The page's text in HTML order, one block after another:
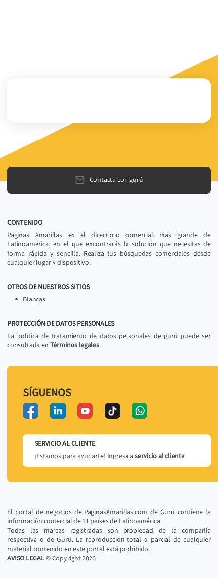
Contacta con gurú
CONTENIDO
Páginas Amarillas es el directorio comercial más grande de
Latinoamérica, en el que encontrarás la solución que necesitas de
forma rápida y sencilla. Realiza tus búsquedas comerciales desde
cualquier lugar y dispositivo.
OTROS DE NUESTROS SITIOS
Blancas
PROTECCIÓN DE DATOS PERSONALES
La política de tratamiento de datos personales de gurú puede ser
consultada en Términos legales.
SÍGUENOS
SERVICIO AL CLIENTE
¡Estamos para ayudarte! Ingresa a servicio al cliente.
El portal de negocios de PaginasAmarillas.com de Gurú contiene la
información comercial de 11 países de Latinoamérica.
Todas las marcas registradas son propiedad de la compañía
respectiva o de Gurú. La reproducción total o parcial de cualquier
material contenido en este portal está prohibido.
AVISO LEGAL© Copyright2026